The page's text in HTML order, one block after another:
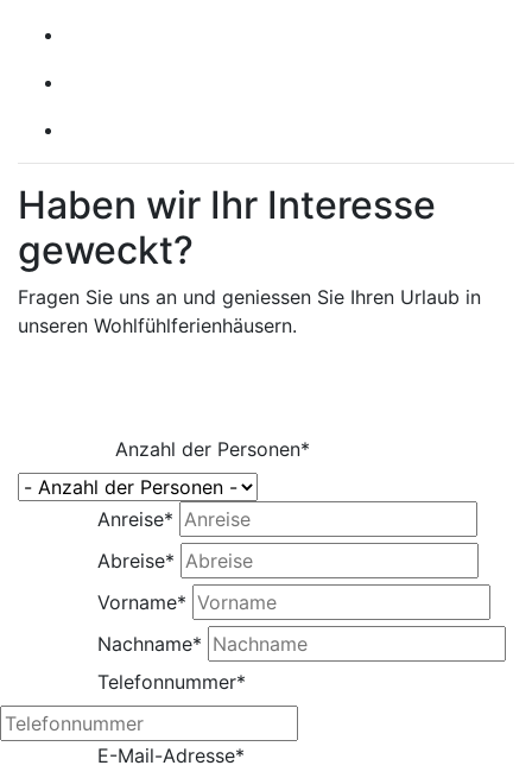
Haben wir Ihr Interesse
geweckt?
Fragen Sie uns an und geniessen Sie Ihren Urlaub in
unseren Wohlfühlferienhäusern.
Die Wohlfühlferienhauser sind bis 4 Übernachtungen
Anzahl der Personen*
Anreise*
Abreise*
Vorname*
Nachname*
Telefonnummer*
E-Mail-Adresse*